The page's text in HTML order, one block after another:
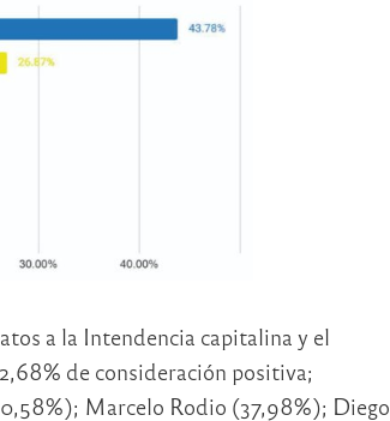
a la Intendencia capitalina y el
de consideración positiva;
Marcelo Rodio (37,98%); Diego